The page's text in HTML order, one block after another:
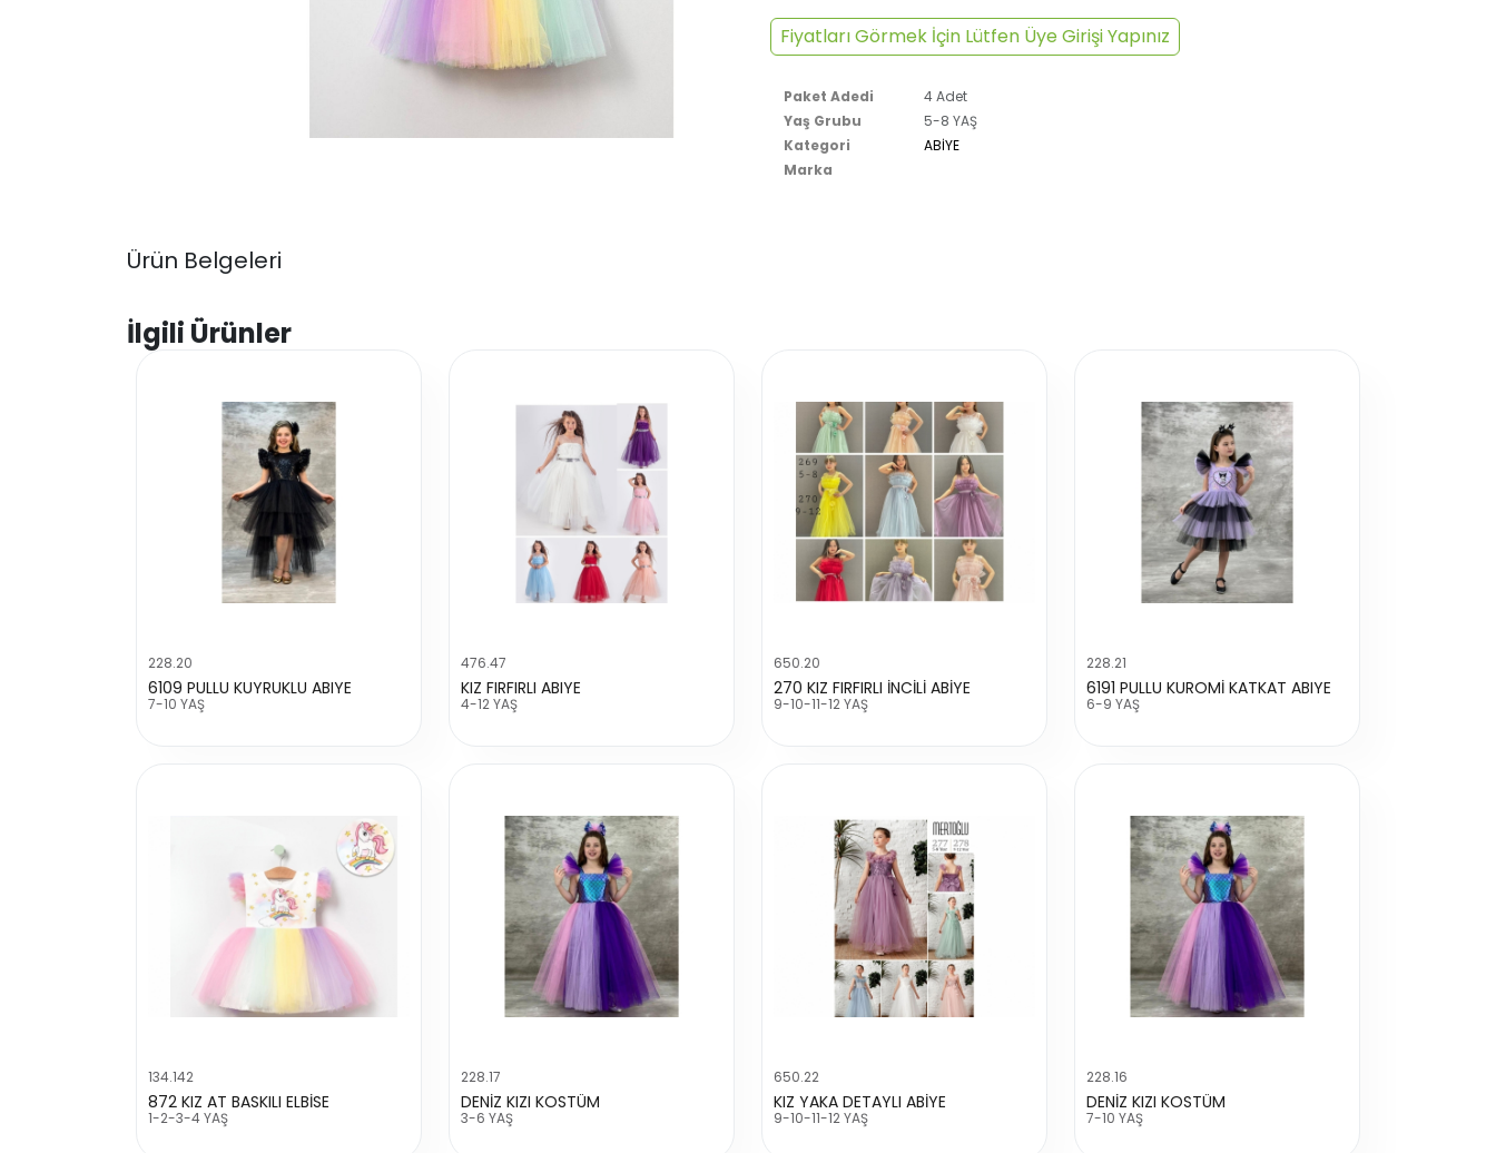
Fiyatları Görmek İçin Lütfen Üye Girişi Yapınız
Paket Adedi
4 Adet
Yaş Grubu
5-8 YAŞ
Kategori
ABİYE
Marka
Ürün Belgeleri
İlgili Ürünler
228.20
6109 PULLU KUYRUKLU ABIYE
7-10 YAŞ
476.47
KIZ FIRFIRLI ABIYE
4-12 YAŞ
650.20
270 KIZ FIRFIRLI İNCİLİ ABİYE
9-10-11-12 YAŞ
228.21
6191 PULLU KUROMİ KATKAT ABIYE
6-9 YAŞ
134.142
872 KIZ AT BASKILI ELBİSE
1-2-3-4 YAŞ
228.17
DENİZ KIZI KOSTÜM
3-6 YAŞ
650.22
KIZ YAKA DETAYLI ABİYE
9-10-11-12 YAŞ
228.16
DENİZ KIZI KOSTÜM
7-10 YAŞ